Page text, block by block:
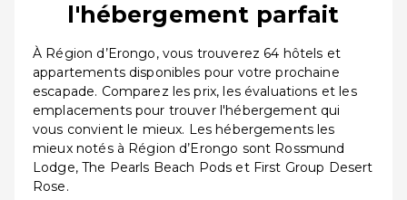
l'hébergement parfait
À Région d’Erongo, vous trouverez 64 hôtels et
appartements disponibles pour votre prochaine
escapade. Comparez les prix, les évaluations et les
emplacements pour trouver l'hébergement qui
vous convient le mieux. Les hébergements les
mieux notés à Région d’Erongo sont Rossmund
Lodge, The Pearls Beach Pods et First Group Desert
Rose.